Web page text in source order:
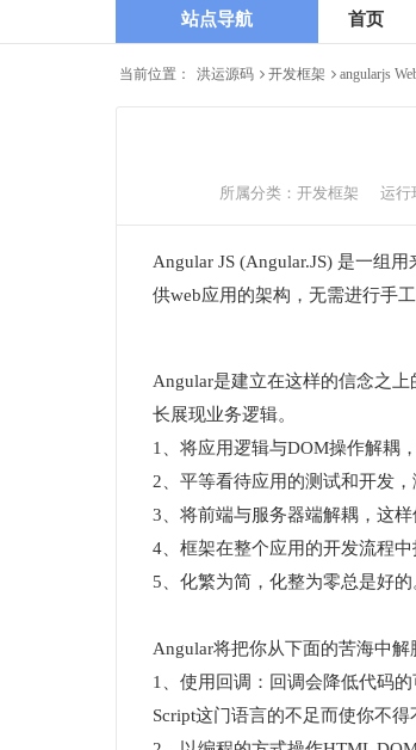
站点导航 首页
当前位置： 洪运源码 开发框架 angularjs
所属分类： 开发框架 运行
Angular JS (Angular.JS) 是一组
供web应用的架构，无需进行手
Angular是建立在这样的信念之
长展现业务逻辑。
1、将应用逻辑与DOM操作解耦
2、平等看待应用的测试和开发
3、将前端与服务器端解耦，这
4、框架在整个应用的开发流程
5、化繁为简，化整为零总是好的
Angular将把你从下面的苦海中解
1、使用回调：回调会降低代码
Script这门语言的不足而使你不